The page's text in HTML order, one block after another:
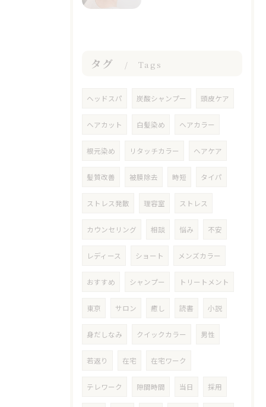
タグ Tags
ヘッドスパ 炭酸シャンプー 頭皮ケア
ヘアカット 白髪染め ヘアカラー
根元染め リタッチカラー ヘアケア
髪質改善 被膜除去 時短 タイパ
ストレス発散 理容室 ストレス
カウンセリング 相談 悩み 不安
レディース ショート メンズカラー
おすすめ シャンプー トリートメント
東京 サロン 癒し 読書 小説
身だしなみ クイックカラー 男性
若返り 在宅 在宅ワーク
テレワーク 隙間時間 当日 採用